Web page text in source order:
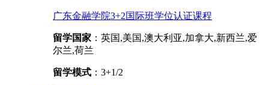
广东金融学院3+2国际班学位认证课程
留学国家 ：英国,美国,澳大利亚,加拿大,新西兰,爱
尔兰,荷兰
留学模式 ：3+1/2